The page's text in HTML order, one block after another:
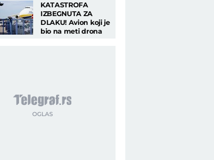
KATASTROFA
IZBEGNUTA ZA
DLAKU! Avion koji je
bio na meti drona